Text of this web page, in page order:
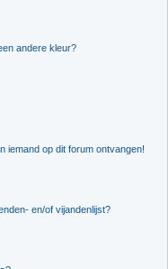
andere kleur?
iemand op dit forum ontvangen!
en/of vijandenlijst?